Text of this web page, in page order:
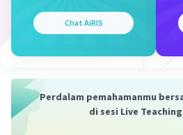
Iklan
Chat AiRIS
Perdalam pemahamanmu
di sesi Live